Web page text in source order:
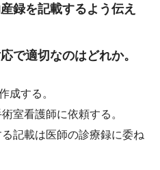
録を記載するよう伝え
で適切なのはどれか。
成する。
室看護師に依頼する。
記載は医師の診療録に委ね